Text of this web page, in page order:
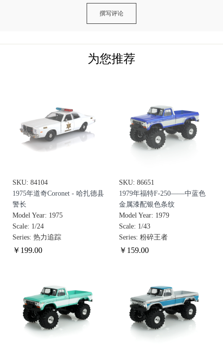
撰写评论
为您推荐
SKU: 84104
1975年道奇Coronet - 哈扎德县
警长
Model Year: 1975
Scale: 1/24
Series: 热力追踪
￥ 199.00
SKU: 86651
1979年福特F-250——中蓝色
金属漆配银色条纹
Model Year: 1979
Scale: 1/43
Series: 粉碎王者
￥ 159.00